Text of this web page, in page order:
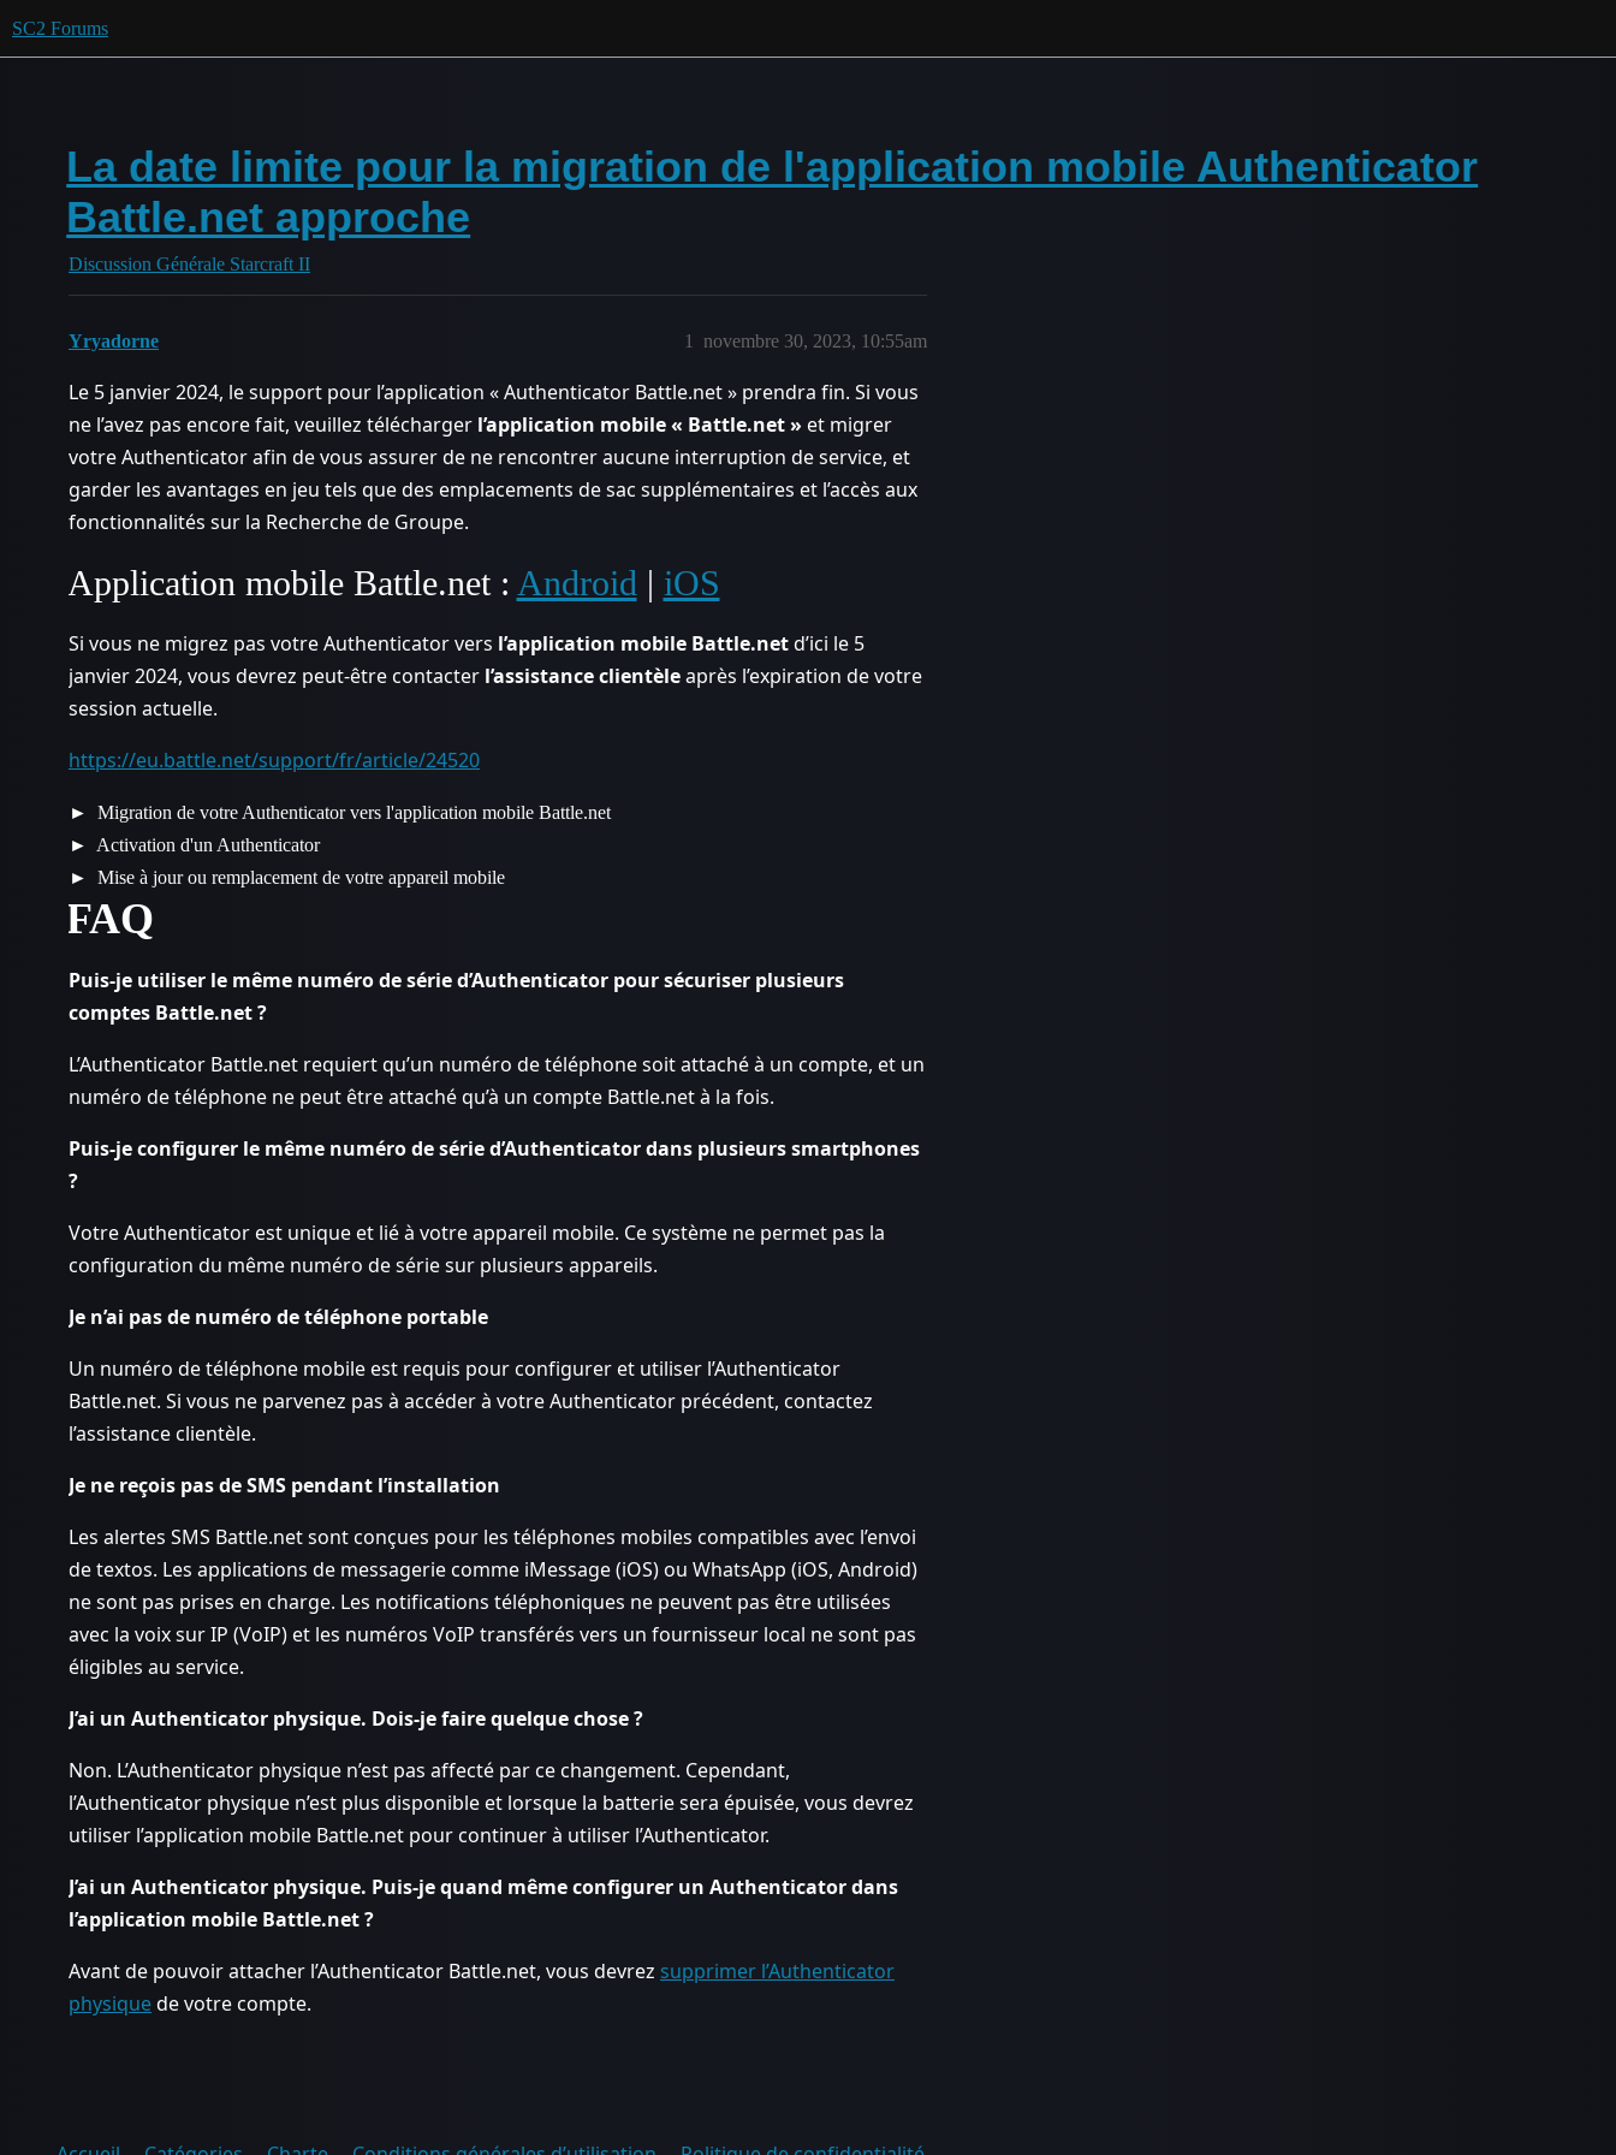
SC2 Forums
La date limite pour la migration de l'application mobile Authenticator
Battle.net approche
Discussion Générale Starcraft II
Yryadorne novembre 30, 2023, 10:55am
1
Le 5 janvier 2024, le support pour l’application « Authenticator Battle.net » prendra fin. Si vous
ne l’avez pas encore fait, veuillez télécharger l’application mobile « Battle.net » et migrer
votre Authenticator afin de vous assurer de ne rencontrer aucune interruption de service, et
garder les avantages en jeu tels que des emplacements de sac supplémentaires et l’accès aux
fonctionnalités sur la Recherche de Groupe.
Application mobile Battle.net : Android | iOS
Si vous ne migrez pas votre Authenticator vers l’application mobile Battle.netd’ici le 5
janvier 2024, vous devrez peut-être contacter l’assistance clientèleaprès l’expiration de votre
session actuelle.
https://eu.battle.net/support/fr/article/24520
Migration de votre Authenticator vers l'application mobile Battle.net
Activation d'un Authenticator
Mise à jour ou remplacement de votre appareil mobile
FAQ
Puis-je utiliser le même numéro de série d’Authenticator pour sécuriser plusieurs
comptes Battle.net ?
L’Authenticator Battle.net requiert qu’un numéro de téléphone soit attaché à un compte, et un
numéro de téléphone ne peut être attaché qu’à un compte Battle.net à la fois.
Puis-je configurer le même numéro de série d’Authenticator dans plusieurs smartphones
?
Votre Authenticator est unique et lié à votre appareil mobile. Ce système ne permet pas la
configuration du même numéro de série sur plusieurs appareils.
Je n’ai pas de numéro de téléphone portable
Un numéro de téléphone mobile est requis pour configurer et utiliser l’Authenticator
Battle.net. Si vous ne parvenez pas à accéder à votre Authenticator précédent, contactez
l’assistance clientèle.
Je ne reçois pas de SMS pendant l’installation
Les alertes SMS Battle.net sont conçues pour les téléphones mobiles compatibles avec l’envoi
de textos. Les applications de messagerie comme iMessage (iOS) ou WhatsApp (iOS, Android)
ne sont pas prises en charge. Les notifications téléphoniques ne peuvent pas être utilisées
avec la voix sur IP (VoIP) et les numéros VoIP transférés vers un fournisseur local ne sont pas
éligibles au service.
J’ai un Authenticator physique. Dois-je faire quelque chose ?
Non. L’Authenticator physique n’est pas affecté par ce changement. Cependant,
l’Authenticator physique n’est plus disponible et lorsque la batterie sera épuisée, vous devrez
utiliser l’application mobile Battle.net pour continuer à utiliser l’Authenticator.
J’ai un Authenticator physique. Puis-je quand même configurer un Authenticator dans
l’application mobile Battle.net ?
Avant de pouvoir attacher l’Authenticator Battle.net, vous devrez supprimer l’Authenticator
physiquede votre compte.